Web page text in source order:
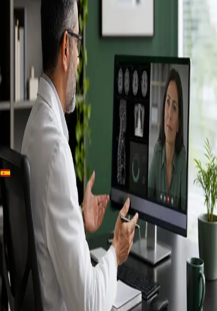
++
Spain · Especialistas
Conoce a
nuestros
registrados
especialistas.
Especialistas colegiados para ejercer en Spain,
disponibles para consultas en línea seguras.
Reservar cita Ver perfiles